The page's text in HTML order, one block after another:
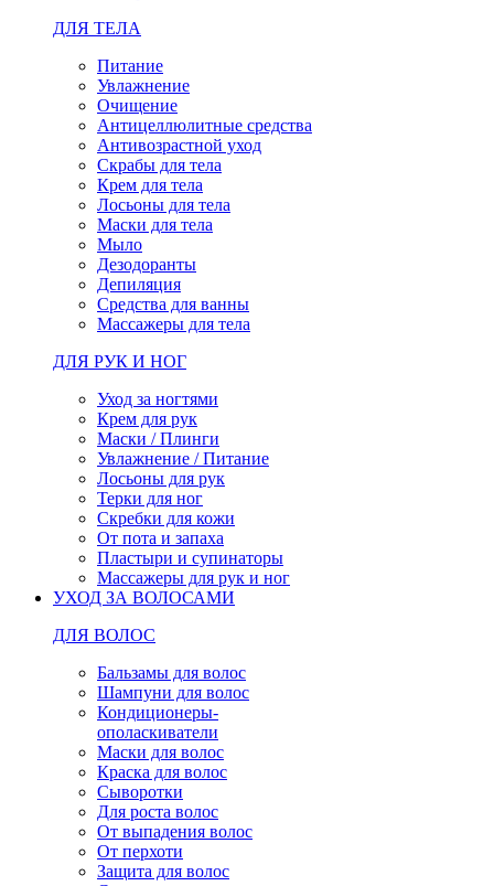
ДЛЯ ТЕЛА
Питание
Увлажнение
Очищение
Антицеллюлитные средства
Антивозрастной уход
Скрабы для тела
Крем для тела
Лосьоны для тела
Маски для тела
Мыло
Дезодоранты
Депиляция
Средства для ванны
Массажеры для тела
ДЛЯ РУК И НОГ
Уход за ногтями
Крем для рук
Маски / Плинги
Увлажнение / Питание
Лосьоны для рук
Терки для ног
Скребки для кожи
От пота и запаха
Пластыри и супинаторы
Массажеры для рук и ног
УХОД ЗА ВОЛОСАМИ
ДЛЯ ВОЛОС
Бальзамы для волос
Шампуни для волос
Кондиционеры-
ополаскиватели
Маски для волос
Краска для волос
Сыворотки
Для роста волос
От выпадения волос
От перхоти
Защита для волос